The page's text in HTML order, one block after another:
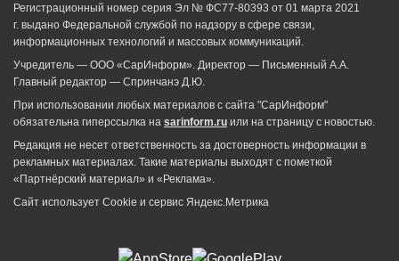
Регистрационный номер серия Эл № ФС77-80393 от 01 марта 2021
г. выдано Федеральной службой по надзору в сфере связи,
информационных технологий и массовых коммуникаций.
Учредитель — ООО «СарИнформ». Директор — Письменный А.А.
Главный редактор — Спринчанэ Д.Ю.
При использовании любых материалов с сайта "СарИнформ"
обязательна гиперссылка на sarinform.ru или на страницу с новостью.
Редакция не несет ответственность за достоверность информации в
рекламных материалах. Такие материалы выходят с пометкой
«Партнёрский материал» и «Реклама».
Сайт использует Cookie и сервиc Яндекс.Метрика